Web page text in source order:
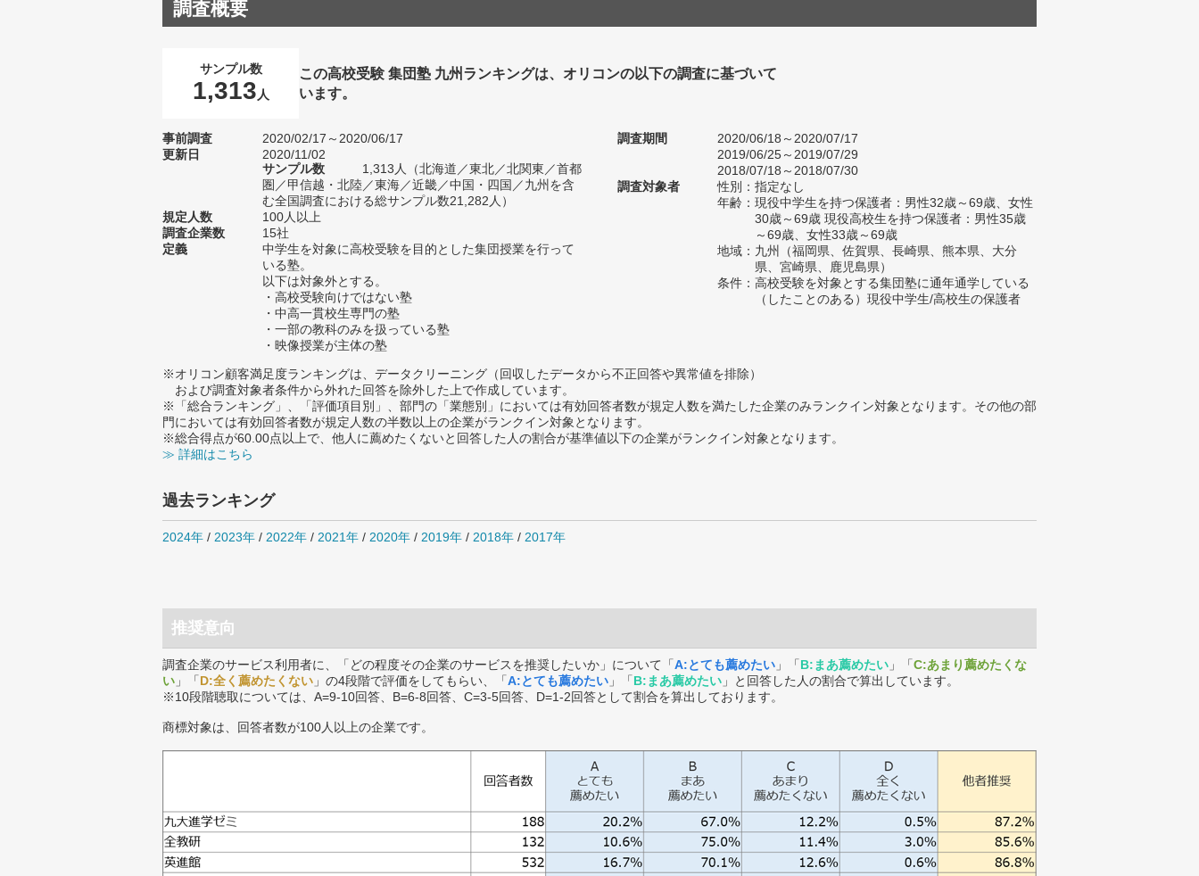
調査概要
サンプル数
1,313 人
この高校受験 集団塾 九州ランキングは、オリコンの以下の調査に基づいて
います。
事前調査
2020/02/17～2020/06/17
更新日
2020/11/02
サンプル数
1,313人（北海道／東北／北関東／首都
圏／甲信越・北陸／東海／近畿／中国・四国／九州を含
む全国調査における総サンプル数21,282人）
規定人数
100人以上
調査企業数
15社
定義
中学生を対象に高校受験を目的とした集団授業を行って
いる塾。
以下は対象外とする。
・高校受験向けではない塾
・中高一貫校生専門の塾
・一部の教科のみを扱っている塾
・映像授業が主体の塾
調査期間
2020/06/18～2020/07/17
2019/06/25～2019/07/29
2018/07/18～2018/07/30
調査対象者
性別：指定なし
年齢：現役中学生を持つ保護者：男性32歳～69歳、女性
30歳～69歳 現役高校生を持つ保護者：男性35歳
～69歳、女性33歳～69歳
地域：九州（福岡県、佐賀県、長崎県、熊本県、大分
県、宮崎県、鹿児島県）
条件：高校受験を対象とする集団塾に通年通学している
（したことのある）現役中学生/高校生の保護者
※オリコン顧客満足度ランキングは、データクリーニング（回収したデータから不正回答や異常値を排除）
および調査対象者条件から外れた回答を除外した上で作成しています。
※「総合ランキング」、「評価項目別」、部門の「業態別」においては有効回答者数が規定人数を満たした企業のみランクイン対象となります。その他の部
門においては有効回答者数が規定人数の半数以上の企業がランクイン対象となります。
※総合得点が60.00点以上で、他人に薦めたくないと回答した人の割合が基準値以下の企業がランクイン対象となります。
≫ 詳細はこちら
過去ランキング
2024年 / 2023年 / 2022年 / 2021年 / 2020年 / 2019年 / 2018年 / 2017年
推奨意向
調査企業のサービス利用者に、「どの程度その企業のサービスを推奨したいか」について「A:とても薦めたい 」「B:まあ薦めたい 」「C:あまり薦めたくな
い 」「D:全く薦めたくない 」の4段階で評価をしてもらい、「A:とても薦めたい 」「B:まあ薦めたい 」と回答した人の割合で算出しています。
※10段階聴取については、A=9-10回答、B=6-8回答、C=3-5回答、D=1-2回答として割合を算出しております。
商標対象は、回答者数が100人以上の企業です。